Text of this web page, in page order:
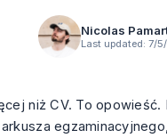
Nicolas
Last updated: 7/
niż CV. To